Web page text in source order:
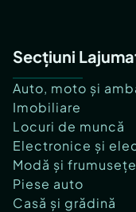
Secțiuni
Auto, moto și
Imobiliare
Locuri de muncă
Electronice și
Modă și frumusețe
Piese auto
Casă și grădină